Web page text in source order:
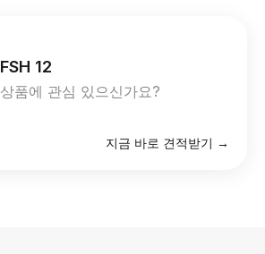
FSH 12
상품에 관심 있으신가요?
지금 바로 견적받기 →